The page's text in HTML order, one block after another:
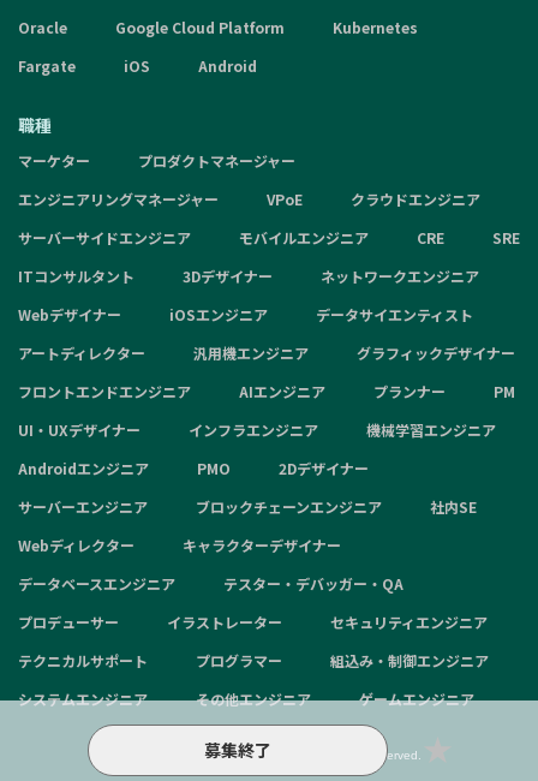
募集終了
Oracle
Google Cloud Platform
Kubernetes
Fargate
iOS Android
職種
マーケター
プロダクトマネージャー
エンジニアリングマネージャー
VPoE
クラウドエンジニア
サーバーサイドエンジニア
モバイルエンジニア CRE
SRE
ITコンサルタント
3Dデザイナー
ネットワークエンジニア
Webデザイナー
iOSエンジニア
データサイエンティスト
アートディレクター
汎用機エンジニア
グラフィックデザイナー
フロントエンドエンジニア
AIエンジニア プランナー
PM
UI・UXデザイナー
インフラエンジニア
機械学習エンジニア
Androidエンジニア
PMO
2Dデザイナー
サーバーエンジニア
ブロックチェーンエンジニア
社内SE
Webディレクター
キャラクターデザイナー
データベースエンジニア
テスター・デバッガー・QA
プロデューサー
イラストレーター
セキュリティエンジニア
テクニカルサポート
プログラマー
組込み・制御エンジニア
システムエンジニア
その他エンジニア ゲームエンジニア
Copyright © 2024 aggregation inc. All Rights Reserved.